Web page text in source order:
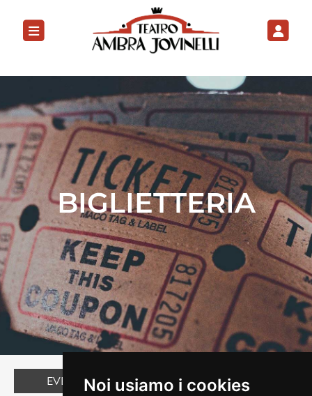
Noi usiamo i cookies
BIGLIETTERIA
EVENTO AL MOMENTO NON DISPONIBILE